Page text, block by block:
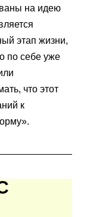
на идею
этап жизни,
по себе уже
что этот
к